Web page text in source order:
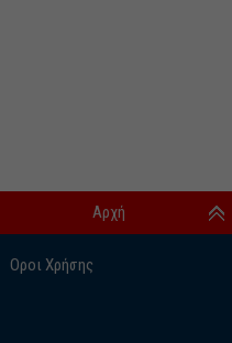
Οροι Χρήσης
Αρχή